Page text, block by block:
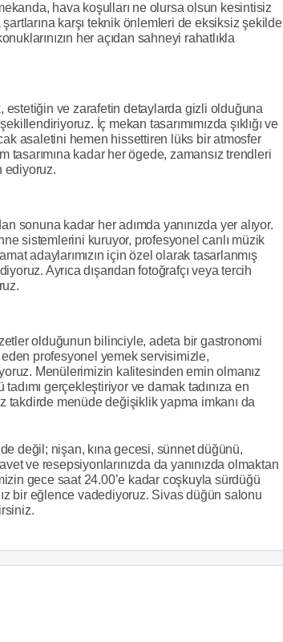
hava koşulları ne olursa olsun kesintisiz
karşı teknik önlemleri de eksiksiz şekilde
her açıdan sahneyi rahatlıkla
ve zarafetin detaylarda gizli olduğuna
İç mekan tasarımımızda şıklığı ve
asaletini hemen hissettiren lüks bir atmosfer
kadar her ögede, zamansız trendleri
ediyoruz.
sonuna kadar her adımda yanınızda yer alıyor.
sistemlerini kuruyor, profesyonel canlı müzik
adaylarımızın için özel olarak tasarlanmış
Ayrıca dışarıdan fotoğrafçı veya tercih
olduğunun bilinciyle, adeta bir gastronomi
profesyonel yemek servisimizle,
Menülerimizin kalitesinden emin olmanız
gerçekleştiriyor ve damak tadınıza en
takdirde menüde değişiklik yapma imkanı da
değil; nişan, kına gecesi, sünnet düğünü,
ve resepsiyonlarınızda da yanınızda olmaktan
gece saat 24.00’e kadar coşkuyla sürdüğü
bir eğlence vadediyoruz. Sivas düğün salonu